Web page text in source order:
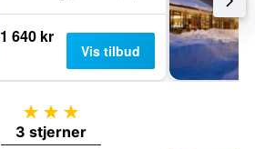
1 640 kr
Vis tilbud
3 stjerner
3 stjerner